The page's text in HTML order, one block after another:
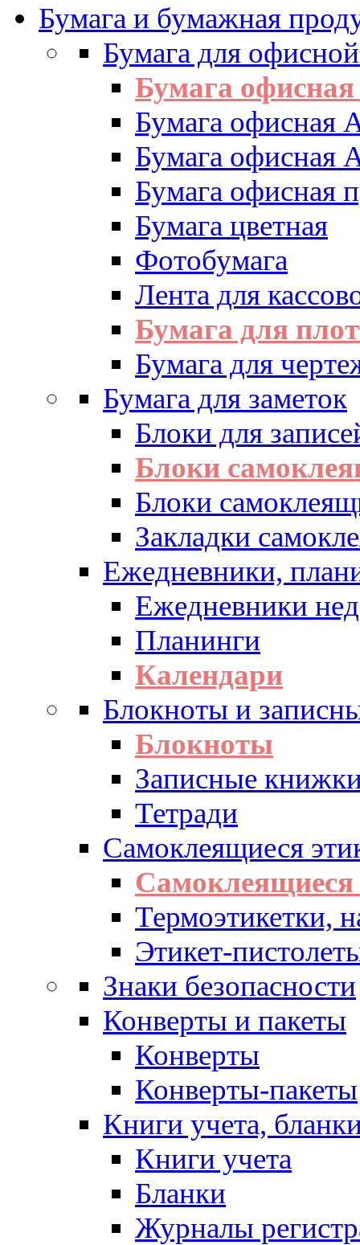
Бумага и бумажная
Бумага для
Бумага
Бумага офисная
Бумага офисная
Бумага офисная
Бумага цветная
Фотобумага
Лента для
Бумага для
Бумага для
Бумага для заметок
Блоки для
Блоки
Блоки
Закладки
Ежедневники,
Ежедневники
Планинги
Календари
Блокноты и
Блокноты
Записные
Тетради
Самоклеящиеся
Самоклеящиеся
Термоэтикетки,
Этикет-
Знаки безопасности
Конверты и пакеты
Конверты
Конверты-пакеты
Книги учета,
Книги учета
Бланки
Журналы